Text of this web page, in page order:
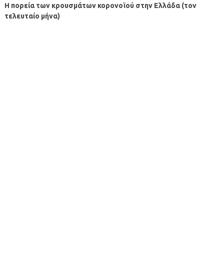
Η πορεία των κρουσμάτων κορονοϊού στην Ελλάδα (τον
τελευταίο μήνα)